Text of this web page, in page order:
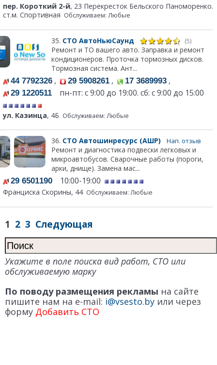
пер. Короткий 2-й, 23 Перекресток Бельского Паноморенко.
ст.м. Спортивная Обслуживаем: Любые
35. СТО АвтоНьюСаунд (5)
Ремонт и ТО вашего авто. Заправка и ремонт
кондиционеров. Проточка тормозных дисков.
Тормозная система. Ант...
44 7792326 , 29 5908261 , 17 3689993 ,
29 1220511 пн-пт: с 9:00 до 19:00. сб: с 9:00 до 15:00
ул. Казинца, 4Б Обслуживаем: Любые
36. СТО Автошинресурс (АШР) Нап. отзыв
Ремонт и диагностика подвески легковых и
микроавтобусов. Сварочные работы (пороги,
арки, днище). Замена мас...
29 6501190 10:00-19:00
Франциска Скорины, 44 Обслуживаем: Любые
1 2 3 Следующая
Укажите в поле поиска вид работ, СТО или
обслуживаемую марку
По поводу размещения рекламы на сайте
пишите нам на e-mail: i@vsesto.by или через
форму Добавить СТО